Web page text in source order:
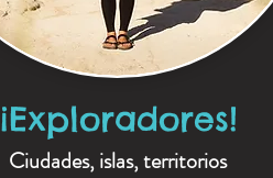
¡Exploradores!
Ciudades, islas, territorios